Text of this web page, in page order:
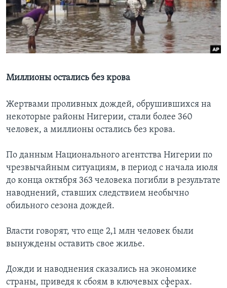
Learning English
СОЦИАЛЬНЫЕ СЕТИ
Миллионы остались без крова
Жертвами проливных дождей, обрушившихся на
некоторые районы Нигерии, стали более 360
человек, а миллионы остались без крова.
По данным Национального агентства Нигерии по
чрезвычайным ситуациям, в период с начала июля
до конца октября 363 человека погибли в результате
наводнений, ставших следствием необычно
обильного сезона дождей.
Власти говорят, что еще 2,1 млн человек были
вынуждены оставить свое жилье.
Дожди и наводнения сказались на экономике
страны, приведя к сбоям в ключевых сферах.